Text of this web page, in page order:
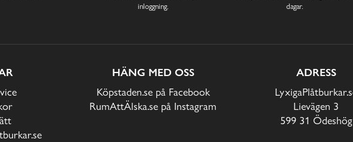
inloggning.
dagar.
HÄNG MED OSS
Köpstaden.se på Facebook
RumAttÄlska.se på Instagram
ADRESS
Lievägen 3
599 31 Ödeshög